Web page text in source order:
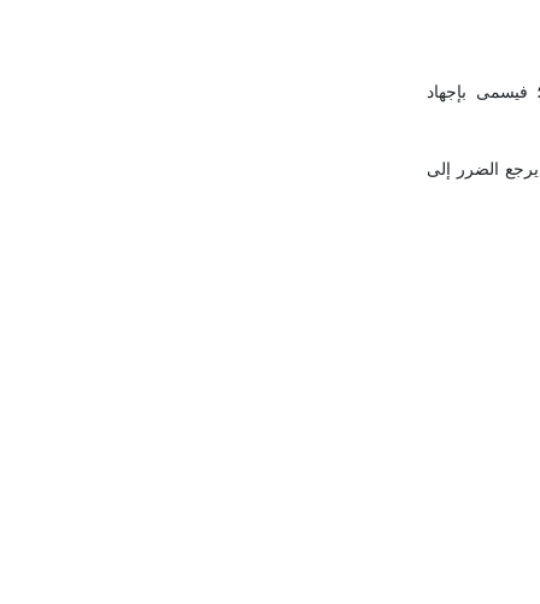
فيسمى بإجهاد
الضرر إلى